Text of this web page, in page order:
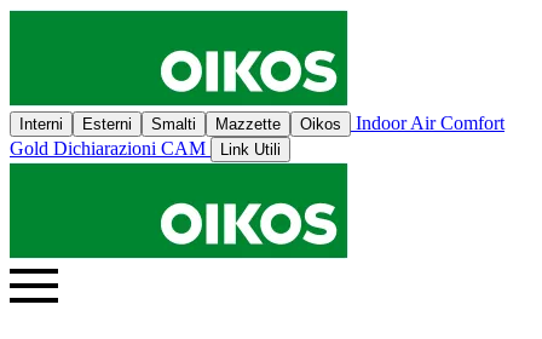
Interni Esterni Smalti Mazzette Oikos
Indoor Air Comfort
Gold Dichiarazioni CAM Link Utili